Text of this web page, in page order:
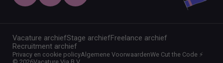
Vacature archiefStage archiefFreelance archief
Recruitment archief
Privacy en cookie policyAlgemene VoorwaardenWe Cut the Code ⚡️